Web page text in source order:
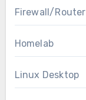
Firewall/Router
Homelab
Linux Desktop